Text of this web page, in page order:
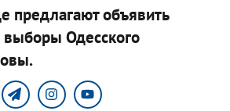
предлагают объявить
Одесского